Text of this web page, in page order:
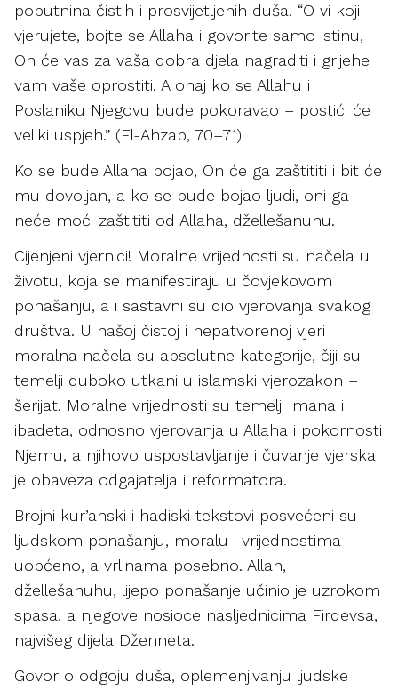
poputnina čistih i prosvijetljenih duša. “O vi koji
vjerujete, bojte se Allaha i govorite samo istinu,
On će vas za vaša dobra djela nagraditi i grijehe
vam vaše oprostiti. A onaj ko se Allahu i
Poslaniku Njegovu bude pokoravao – postići će
veliki uspjeh.” (El-Ahzab, 70–71)
Ko se bude Allaha bojao, On će ga zaštititi i bit će
mu dovoljan, a ko se bude bojao ljudi, oni ga
neće moći zaštititi od Allaha, džellešanuhu.
Cijenjeni vjernici! Moralne vrijednosti su načela u
životu, koja se manifestiraju u čovjekovom
ponašanju, a i sastavni su dio vjerovanja svakog
društva. U našoj čistoj i nepatvorenoj vjeri
moralna načela su apsolutne kategorije, čiji su
temelji duboko utkani u islamski vjerozakon –
šerijat. Moralne vrijednosti su temelji imana i
ibadeta, odnosno vjerovanja u Allaha i pokornosti
Njemu, a njihovo uspostavljanje i čuvanje vjerska
je obaveza odgajatelja i reformatora.
Brojni kur’anski i hadiski tekstovi posvećeni su
ljudskom ponašanju, moralu i vrijednostima
uopćeno, a vrlinama posebno. Allah,
džellešanuhu, lijepo ponašanje učinio je uzrokom
spasa, a njegove nosioce nasljednicima Firdevsa,
najvišeg dijela Dženneta.
Govor o odgoju duša, oplemenjivanju ljudske